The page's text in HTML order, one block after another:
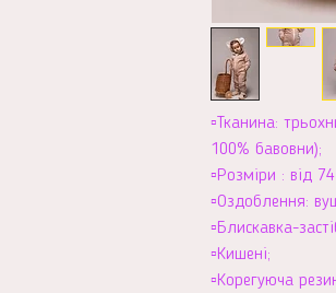
▫️Тканина:
100% бавовни);
▫️Розміри : від
▫️Оздоблення:
▫️Блискавка-
▫️Кишені;
▫️Корегуюча